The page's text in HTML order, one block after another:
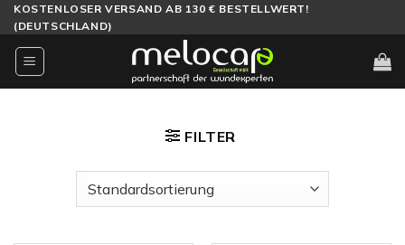
Zum
Inhalt
springen
KOSTENLOSER VERSAND AB 130 € BESTELLWERT!
(DEUTSCHLAND)
FILTER